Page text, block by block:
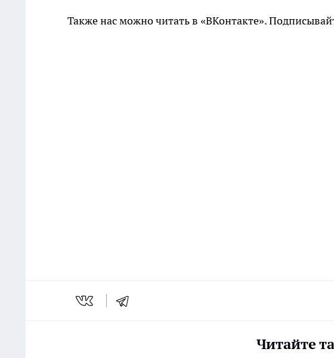
Также нас можно читать в «ВКонтакте».
Читайте